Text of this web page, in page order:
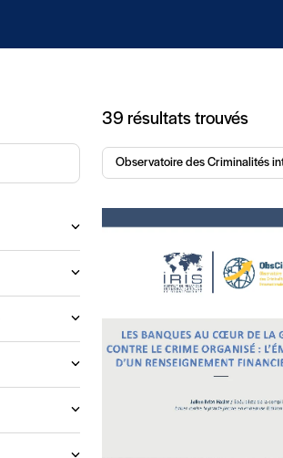
Articles
39 résultats trouvés
Observatoire des Criminalités